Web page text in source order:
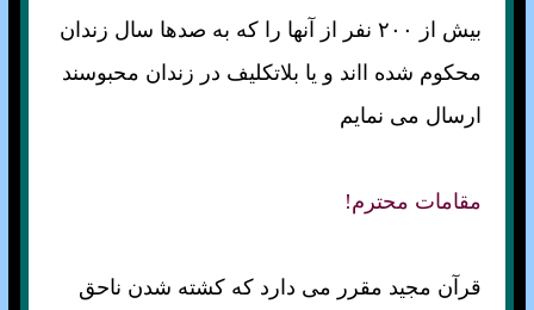
بيش از ۲۰۰ نفر از آنها را که به صدها سال زندان
محکوم شده ااند و يا بلاتکليف در زندان محبوسند
ارسال می نمايم
مقامات محترم!
قرآن مجيد مقرر می دارد كه كشته شدن ناحق